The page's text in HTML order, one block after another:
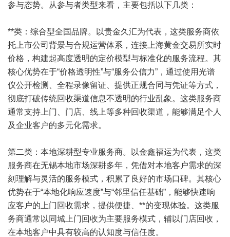
参与态势。从参与者类型来看，主要包括以下几类：
**类：综合型全国品牌。以贵金久汇为代表，这类服务商依
托上市公司背景与合规运营体系，连接上海黄金交易所实时
价格，构建起高度透明的定价模型与标准化的服务流程。其
核心优势在于“价格透明性”与“服务公信力”，通过使用光谱
仪公开检测、全程录像留证、提供正规合同与凭证等方式，
彻底打破传统回收渠道信息不透明的行业乱象。这类服务商
通常支持上门、门店、线上等多种回收渠道，能够满足个人
及企业客户的多元化需求。
第二类：本地深耕型专业服务商。以金鑫福运为代表，这类
服务商在无锡本地市场深耕多年，凭借对本地客户需求的深
刻理解与灵活的服务模式，积累了良好的市场口碑。其核心
优势在于“本地化响应速度”与“邻里信任基础”，能够快速响
应客户的上门回收需求，提供便捷、**的变现体验。这类服
务商通常以同城上门回收为主要服务模式，辅以门店回收，
在本地客户中具有较高的认知度与信任度。